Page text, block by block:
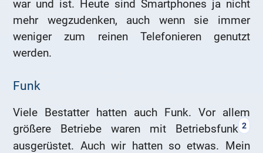
war und ist. Heute sind Smartphones ja nicht
mehr wegzudenken, auch wenn sie immer
weniger zum reinen Telefonieren genutzt
werden.
Funk
Viele Bestatter hatten auch Funk. Vor allem
größere Betriebe waren mit Betriebsfunk 2
ausgerüstet. Auch wir hatten so etwas. Mein